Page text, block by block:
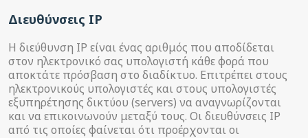
Διευθύνσεις IP
Η διεύθυνση IP είναι ένας αριθμός που αποδίδεται
στον ηλεκτρονικό σας υπολογιστή κάθε φορά που
αποκτάτε πρόσβαση στο διαδίκτυο. Επιτρέπει στους
ηλεκτρονικούς υπολογιστές και στους υπολογιστές
εξυπηρέτησης δικτύου (servers) να αναγνωρίζονται
και να επικοινωνούν μεταξύ τους. Οι διευθύνσεις IP
από τις οποίες φαίνεται ότι προέρχονται οι